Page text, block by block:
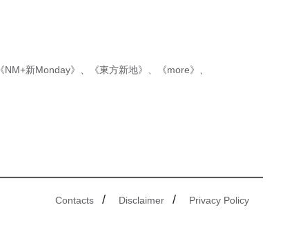
《NM+新Monday》 《東方新地》 《more》
Contacts / Disclaimer / Privacy Policy